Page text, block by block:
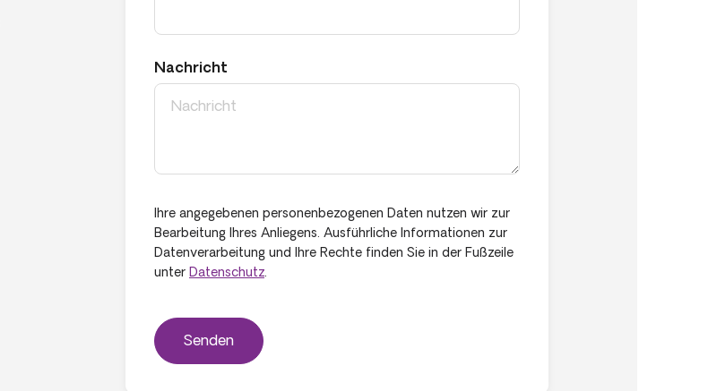
Nachricht
Ihre angegebenen personenbezogenen Daten nutzen wir zur
Bearbeitung Ihres Anliegens. Ausführliche Informationen zur
Datenverarbeitung und Ihre Rechte finden Sie in der Fußzeile
unter Datenschutz.